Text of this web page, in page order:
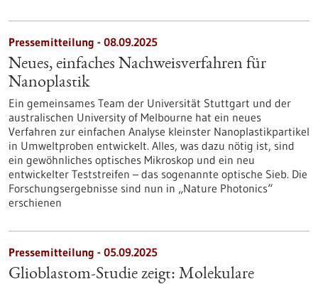
Pressemitteilung - 08.09.2025
Neues, einfaches Nachweisverfahren für
Nanoplastik
Ein gemeinsames Team der Universität Stuttgart und der
australischen University of Melbourne hat ein neues
Verfahren zur einfachen Analyse kleinster Nanoplastikpartikel
in Umweltproben entwickelt. Alles, was dazu nötig ist, sind
ein gewöhnliches optisches Mikroskop und ein neu
entwickelter Teststreifen – das sogenannte optische Sieb. Die
Forschungsergebnisse sind nun in „Nature Photonics“
erschienen
Pressemitteilung - 05.09.2025
Glioblastom-Studie zeigt: Molekulare